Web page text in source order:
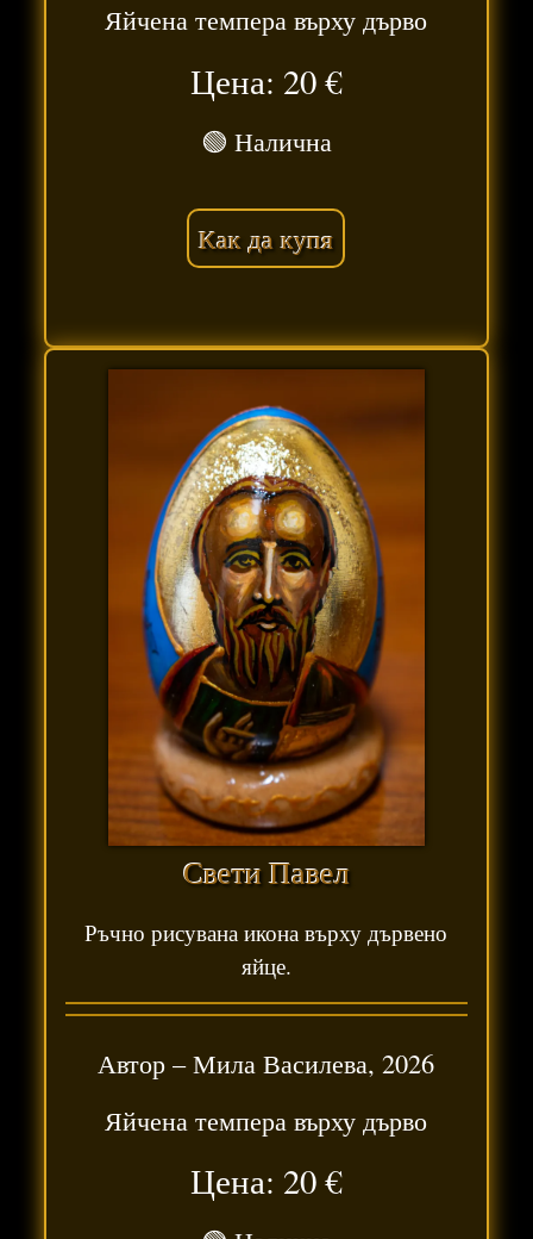
Яйчена темпера върху дърво
Цена: 20€
🟢 Налична
Как да купя
Свети Павел
Ръчно рисувана икона върху дървено
яйце.
Автор –Мила Василева,2026
Яйчена темпера върху дърво
Цена: 20€